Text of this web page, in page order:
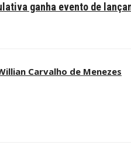
ganha evento de
Carvalho de Menezes